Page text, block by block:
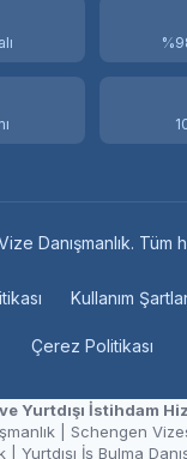
Danışmanlık. Tüm
Kullanım
Çerez Politikası
Yurtdışı İstihdam
Schengen
Yurtdışı İş Bulma